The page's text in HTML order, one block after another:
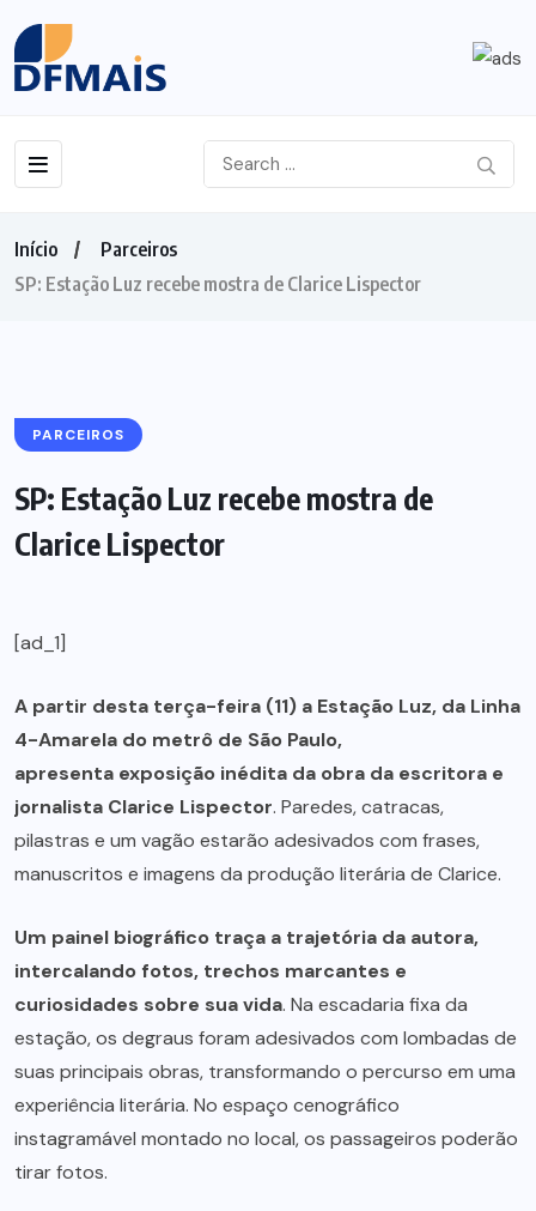
Início
Parceiros
SP: Estação Luz recebe mostra de Clarice Lispector
PARCEIROS
SP: Estação Luz recebe mostra de
Clarice Lispector
[ad_1]
A partir desta terça-feira (11) a Estação Luz, da Linha
4-Amarela do metrô de São Paulo,
apresenta exposição inédita da obra da escritora e
jornalista Clarice Lispector. Paredes, catracas,
pilastras e um vagão estarão adesivados com frases,
manuscritos e imagens da produção literária de Clarice.
Um painel biográfico traça a trajetória da autora,
intercalando fotos, trechos marcantes e
curiosidades sobre sua vida. Na escadaria fixa da
estação, os degraus foram adesivados com lombadas de
suas principais obras, transformando o percurso em uma
experiência literária. No espaço cenográfico
instagramável montado no local, os passageiros poderão
tirar fotos.